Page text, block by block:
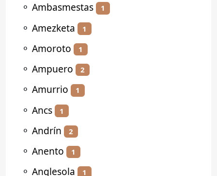
⚬ Ambasmestas 1
⚬ Amezketa 1
⚬ Amoroto 1
⚬ Ampuero 2
⚬ Amurrio 1
⚬ Ancs 1
⚬ Andrín 2
⚬ Anento 1
⚬ Anglesola 1